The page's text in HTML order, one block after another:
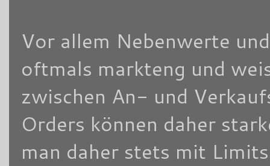
Vor allem Nebenwerte
oftmals markteng und
zwischen An- und
Orders können daher
man daher stets mit